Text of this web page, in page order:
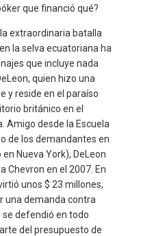
que financió qué?
extraordinaria batalla
la selva ecuatoriana ha
que incluye nada
quien hizo una
y reside en el paraíso
británico en el
Amigo desde la Escuela
de los demandantes en
Nueva York), DeLeon
Chevron en el 2007. En
unos $ 23 millones,
una demanda contra
defendió en todo
del presupuesto de